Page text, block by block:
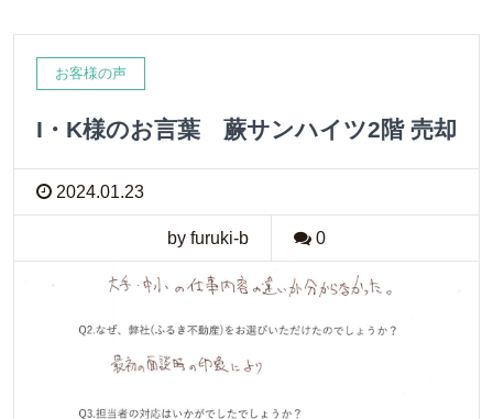
お客様の声
I・K様のお言葉 蕨サンハイツ2階 売却
2024.01.23
by furuki-b 0